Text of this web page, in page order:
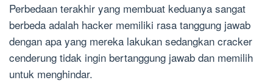
Perbedaan terakhir yang membuat keduanya sangat
berbeda adalah hacker memiliki rasa tanggung jawab
dengan apa yang mereka lakukan sedangkan cracker
cenderung tidak ingin bertanggung jawab dan memilih
untuk menghindar.